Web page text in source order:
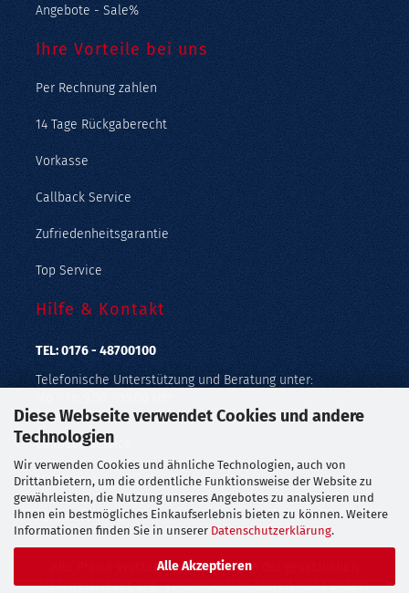
Diese Webseite verwendet Cookies und andere
Technologien
Wir verwenden Cookies und ähnliche Technologien, auch von
Drittanbietern, um die ordentliche Funktionsweise der Website zu
gewährleisten, die Nutzung unseres Angebotes zu analysieren und
Ihnen ein bestmögliches Einkaufserlebnis bieten zu können. Weitere
Informationen finden Sie in unserer Datenschutzerklärung.
Alle Akzeptieren
Angebote - Sale%
Ihre Vorteile bei uns
Per Rechnung zahlen
14 Tage Rückgaberecht
Vorkasse
Callback Service
Zufriedenheitsgarantie
Top Service
Hilfe & Kontakt
TEL: 0176 - 48700100
Telefonische Unterstützung und Beratung unter:
Geprüfter Online Shop mit Geld-zurück-Garantie.
Callback Service
Merkzettel
Kontaktformular
Alle Preise verstehen sich inklusive der gesetzlichen
Mehrwertsteuer, zzgl.Versandkostensoweit nicht anders